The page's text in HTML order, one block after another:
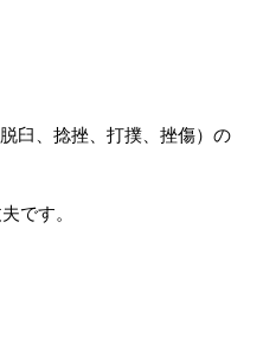
臼、捻挫、打撲、挫傷）の
です。